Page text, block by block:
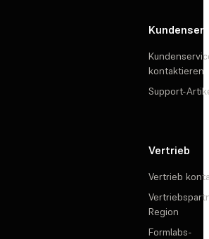
kontaktieren
Support-
Vertrieb
Vertrieb
Region
Formlabs-